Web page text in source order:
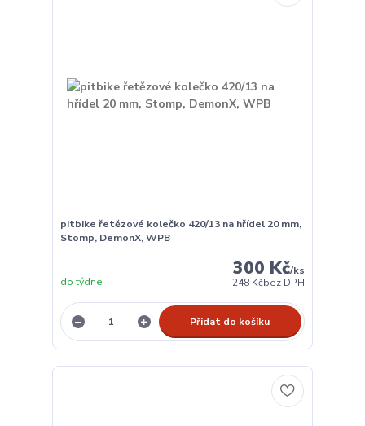
pitbike řetězové kolečko 420/13 na hřídel 20 mm,
Stomp, DemonX, WPB
300 Kč/ks
248 Kčbez DPH
do týdne
Přidat do košíku